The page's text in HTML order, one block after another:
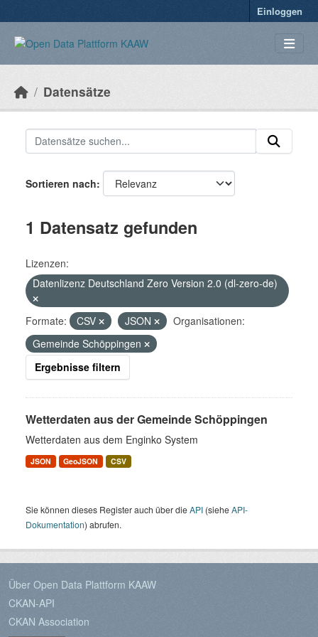
Einloggen
Datensätze
Sortieren nach
1 Datensatz gefunden
Lizenzen:
Datenlizenz Deutschland Zero Version 2.0 (dl-zero-de)
Formate: CSV JSON
Organisationen:
Gemeinde Schöppingen
Ergebnisse filtern
Wetterdaten aus der Gemeinde Schöppingen
Wetterdaten aus dem Enginko System
JSON GeoJSON CSV
Sie können dieses Register auch über dieAPI (sieheAPI-
Dokumentation) abrufen.
Über Open Data Plattform KAAW
CKAN-API
CKAN Association